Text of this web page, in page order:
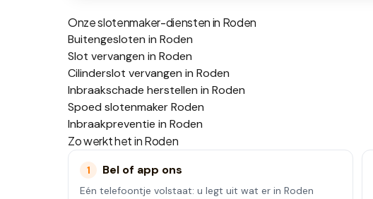
Onze slotenmaker-diensten in Roden
Buitengesloten in Roden
Slot vervangen in Roden
Cilinderslot vervangen in Roden
Inbraakschade herstellen in Roden
Spoed slotenmaker Roden
Inbraakpreventie in Roden
Zo werkt het inRoden
1 Bel of app ons
Eén telefoontje volstaat: u legt uit wat er in Roden